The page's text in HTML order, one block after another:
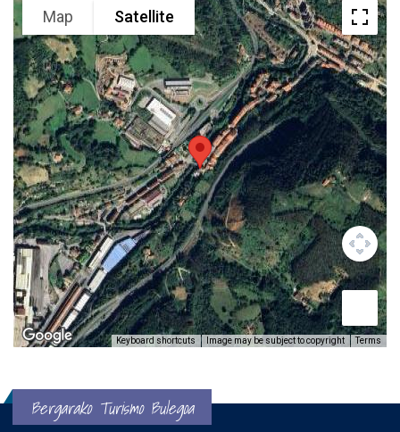
Map Satellite
Keyboard shortcuts Image may be subject to copyright Terms
Bergarako Turismo Bulegoa